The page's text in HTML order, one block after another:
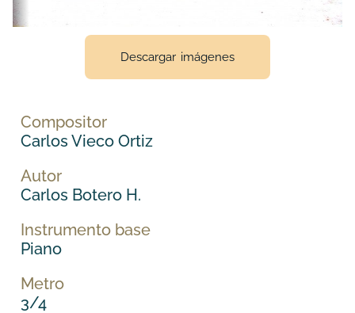
Descargar imágenes
Compositor
Carlos Vieco Ortiz
Autor
Carlos Botero H.
Instrumento base
Piano
Metro
3/4